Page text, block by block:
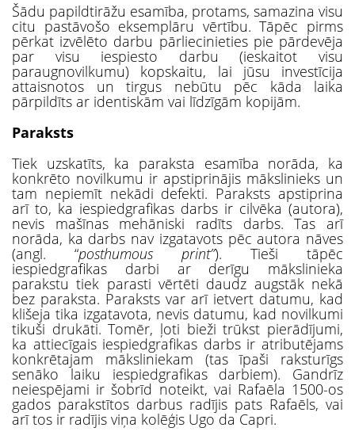
Šādu papildtirāžu esamība, protams, samazina visu
citu pastāvošo eksemplāru vērtību. Tāpēc pirms
pērkat izvēlēto darbu pārliecinieties pie pārdevēja
par visu iespiesto darbu (ieskaitot visu
paraugnovilkumu) kopskaitu, lai jūsu investīcija
attaisnotos un tirgus nebūtu pēc kāda laika
pārpildīts ar identiskām vai līdzīgām kopijām.
Paraksts
Tiek uzskatīts, ka paraksta esamība norāda, ka
konkrēto novilkumu ir apstiprinājis mākslinieks un
tam nepiemīt nekādi defekti. Paraksts apstiprina
arī to, ka iespiedgrafikas darbs ir cilvēka (autora),
nevis mašīnas mehāniski radīts darbs. Tas arī
norāda, ka darbs nav izgatavots pēc autora nāves
(angl. “posthumous print”). Tieši tāpēc
iespiedgrafikas darbi ar derīgu mākslinieka
parakstu tiek parasti vērtēti daudz augstāk nekā
bez paraksta. Paraksts var arī ietvert datumu, kad
klišeja tika izgatavota, nevis datumu, kad novilkumi
tikuši drukāti. Tomēr, ļoti bieži trūkst pierādījumi,
ka attiecīgais iespiedgrafikas darbs ir atributējams
konkrētajam māksliniekam (tas īpaši raksturīgs
senāko laiku iespiedgrafikas darbiem). Gandrīz
neiespējami ir šobrīd noteikt, vai Rafaēla 1500-os
gados parakstītos darbus radījis pats Rafaēls, vai
arī tos ir radījis viņa kolēģis Ugo da Capri.